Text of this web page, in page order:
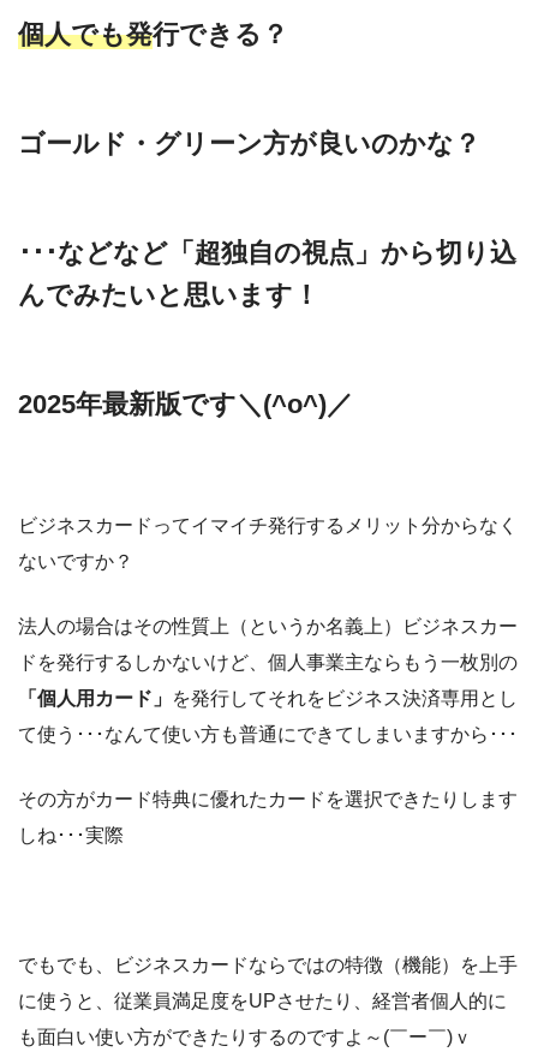
個人でも発行できる？
ゴールド・グリーン方が良いのかな？
･･･などなど「超独自の視点」から切り込
んでみたいと思います！
2025年最新版です＼(^o^)／
ビジネスカードってイマイチ発行するメリット分からなく
ないですか？
法人の場合はその性質上（というか名義上）ビジネスカー
ドを発行するしかないけど、個人事業主ならもう一枚別の
「個人用カード」 を発行してそれをビジネス決済専用とし
て使う･･･なんて使い方も普通にできてしまいますから･･･
その方がカード特典に優れたカードを選択できたりします
しね･･･実際
でもでも、ビジネスカードならではの特徴（機能）を上手
に使うと、従業員満足度をUPさせたり、経営者個人的に
も面白い使い方ができたりするのですよ～(￣ー￣)ｖ